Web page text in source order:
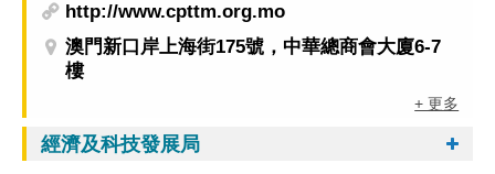
http://www.cpttm.org.mo
澳門新口岸上海街175號，中華總商會大廈6-7
樓
+ 更多
經濟及科技發展局